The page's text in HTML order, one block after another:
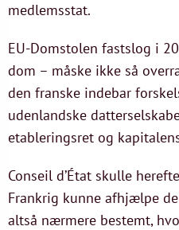
medlemsstat.
EU-Domstolen fastslog i
dom – måske ikke så
den franske indebar
udenlandske
etableringsret og
Conseil d’État skulle
Frankrig kunne afhjælpe
altså nærmere bestemt,